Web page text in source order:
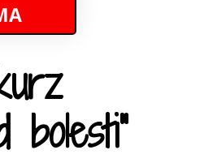
bolesti"